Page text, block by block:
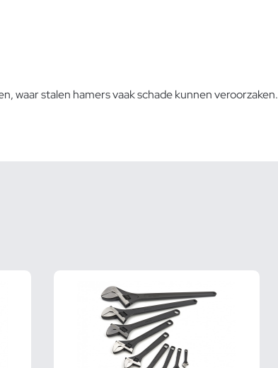
waar stalen hamers vaak schade kunnen veroorzaken.